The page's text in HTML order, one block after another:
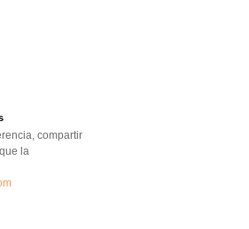
compartir
la